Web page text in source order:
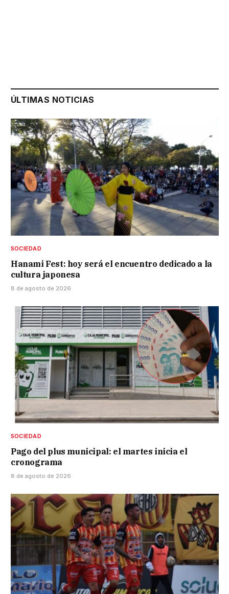
ÚLTIMAS NOTICIAS
SOCIEDAD
Hanami Fest: hoy será el encuentro dedicado a la
cultura japonesa
8 de agosto de 2026
SOCIEDAD
Pago del plus municipal: el martes inicia el
cronograma
8 de agosto de 2026